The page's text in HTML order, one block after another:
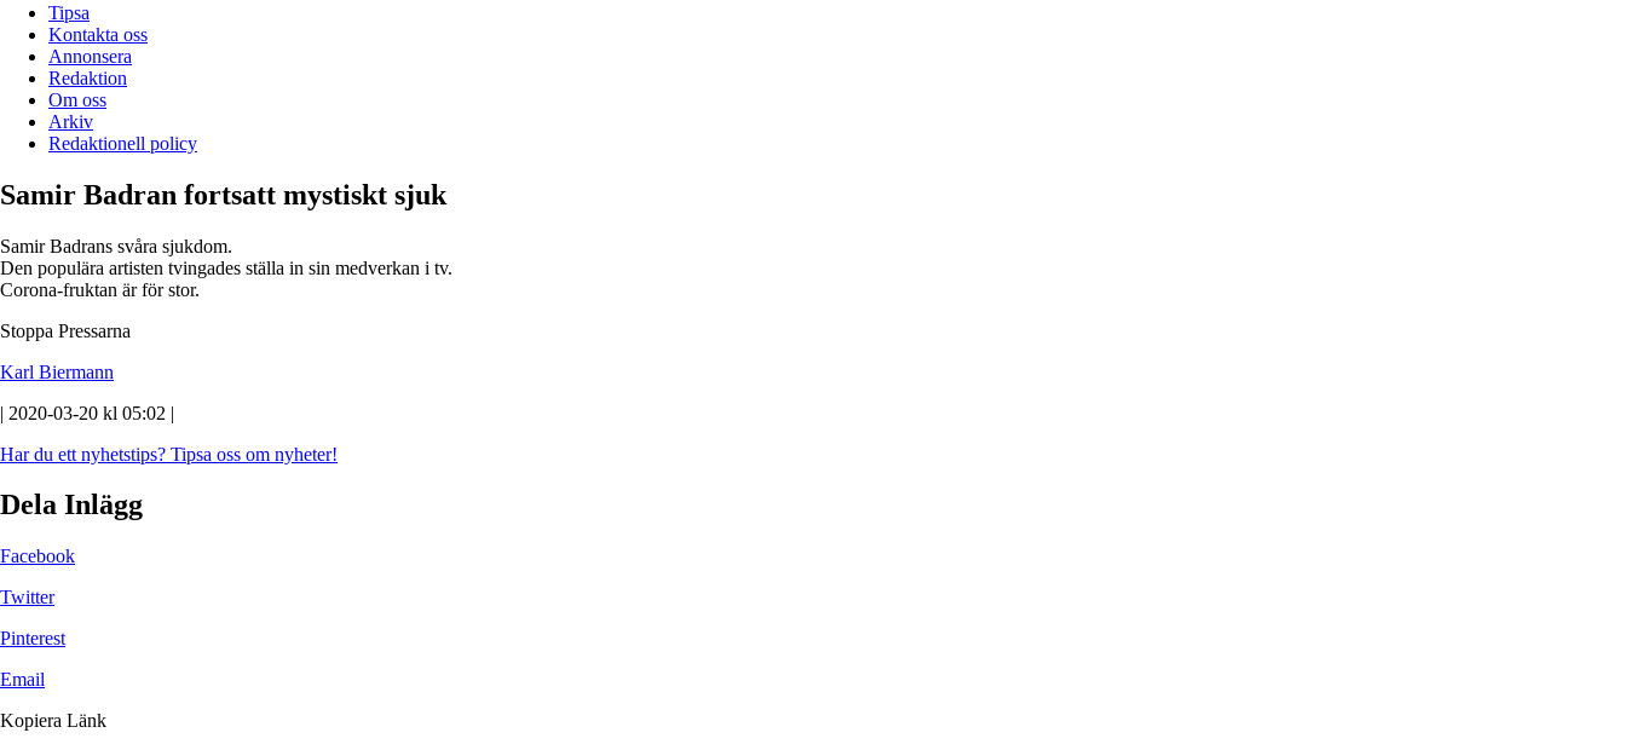
Tipsa
Kontakta oss
Annonsera
Redaktion
Om oss
Arkiv
Redaktionell policy
Samir Badran fortsatt mystiskt sjuk
Samir Badrans svåra sjukdom.
Den populära artisten tvingades ställa in sin medverkan i tv.
Corona-fruktan är för stor.
Stoppa Pressarna
Karl Biermann
| 2020-03-20 kl 05:02 |
Har du ett nyhetstips? Tipsa oss om nyheter!
Dela Inlägg
Facebook
Twitter
Pinterest
Email
Kopiera Länk